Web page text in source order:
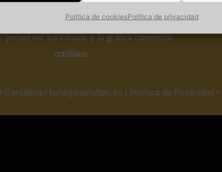
Política de cookiesPolítica de privacidad
proyecto cultural sin ánimo de lucroque
preservar los rótulos y la gráfica comercial
cotidiana.
Cantabria | hola@santatipo.es | Política de Privacidad •